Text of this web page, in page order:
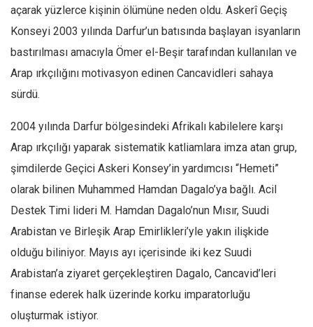
açarak yüzlerce kişinin ölümüne neden oldu. Askerî Geçiş
Konseyi 2003 yılında Darfur’un batısında başlayan isyanların
bastırılması amacıyla Ömer el-Beşir tarafından kullanılan ve
Arap ırkçılığını motivasyon edinen Cancavidleri sahaya
sürdü.
2004 yılında Darfur bölgesindeki Afrikalı kabilelere karşı
Arap ırkçılığı yaparak sistematik katliamlara imza atan grup,
şimdilerde Geçici Askeri Konsey’in yardımcısı “Hemeti”
olarak bilinen Muhammed Hamdan Dagalo’ya bağlı. Acil
Destek Timi lideri M. Hamdan Dagalo’nun Mısır, Suudi
Arabistan ve Birleşik Arap Emirlikleri’yle yakın ilişkide
olduğu biliniyor. Mayıs ayı içerisinde iki kez Suudi
Arabistan’a ziyaret gerçekleştiren Dagalo, Cancavid’leri
finanse ederek halk üzerinde korku imparatorluğu
oluşturmak istiyor.